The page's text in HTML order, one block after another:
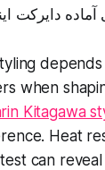
when
Kitagawa
Heat
can